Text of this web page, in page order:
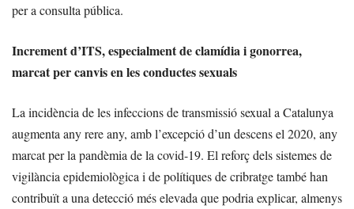
per a consulta pública.
Increment d’ITS, especialment de clamídia i gonorrea,
marcat per canvis en les conductes sexuals
La incidència de les infeccions de transmissió sexual a Catalunya
augmenta any rere any, amb l’excepció d’un descens el 2020, any
marcat per la pandèmia de la covid-19. El reforç dels sistemes de
vigilància epidemiològica i de polítiques de cribratge també han
contribuït a una detecció més elevada que podria explicar, almenys